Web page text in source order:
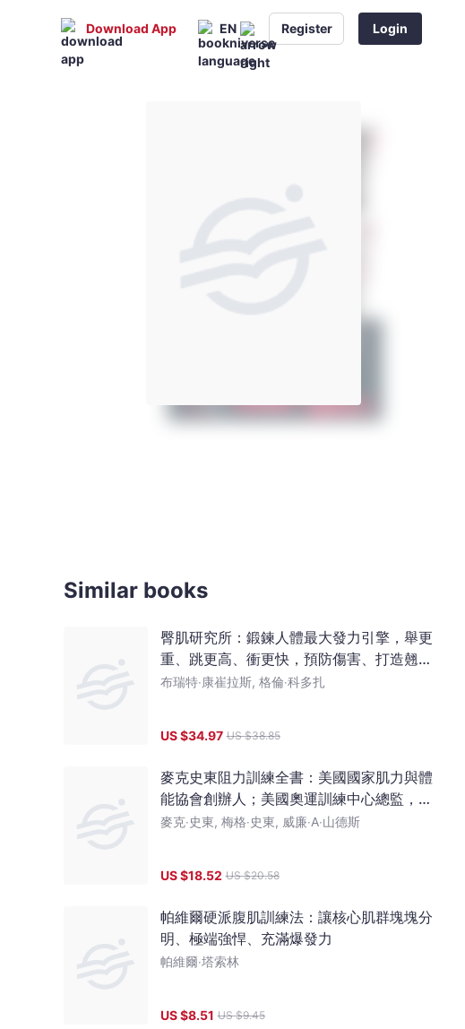
Download App EN Register Login
Similar books
臀肌研究所：鍛鍊人體最大發力引擎，舉更
重、跳更高、衝更快，預防傷害、打造翹臀
的訓練全書
布瑞特‧康崔拉斯, 格倫‧科多扎
US $34.97 US $38.85
麥克史東阻力訓練全書：美國國家肌力與體
能協會創辦人；美國奧運訓練中心總監，完
整傳授教練與自主訓練的一切知識
麥克‧史東, 梅格‧史東, 威廉‧A‧山德斯
US $18.52 US $20.58
帕維爾硬派腹肌訓練法：讓核心肌群塊塊分
明、極端強悍、充滿爆發力
帕維爾‧塔索林
US $8.51 US $9.45